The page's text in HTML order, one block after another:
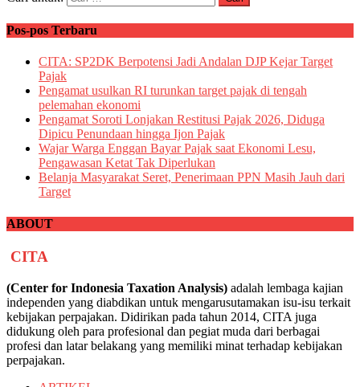
Pos-pos Terbaru
CITA: SP2DK Berpotensi Jadi Andalan DJP Kejar Target
Pajak
Pengamat usulkan RI turunkan target pajak di tengah
pelemahan ekonomi
Pengamat Soroti Lonjakan Restitusi Pajak 2026, Diduga
Dipicu Penundaan hingga Ijon Pajak
Wajar Warga Enggan Bayar Pajak saat Ekonomi Lesu,
Pengawasan Ketat Tak Diperlukan
Belanja Masyarakat Seret, Penerimaan PPN Masih Jauh dari
Target
ABOUT
CITA
(Center for Indonesia Taxation Analysis) adalah lembaga kajian
independen yang diabdikan untuk mengarusutamakan isu-isu terkait
kebijakan perpajakan. Didirikan pada tahun 2014, CITA juga
didukung oleh para profesional dan pegiat muda dari berbagai
profesi dan latar belakang yang memiliki minat terhadap kebijakan
perpajakan.